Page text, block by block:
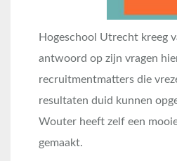
Hogeschool Utrecht kreeg
antwoord op zijn vragen
recruitmentmatters die
resultaten duid kunnen
Wouter heeft zelf een
gemaakt.